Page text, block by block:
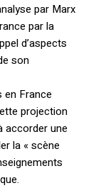
par Marx
par la
d’aspects
son
France
projection
accorder une
la « scène